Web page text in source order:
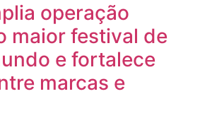
operação
maior festival de
e fortalece
marcas e